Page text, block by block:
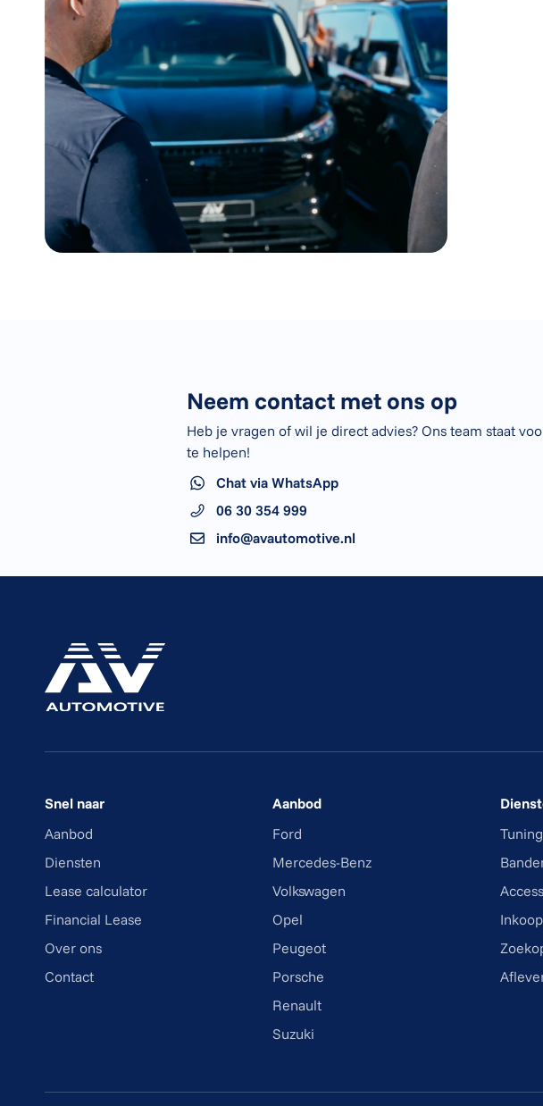
Neem contact met ons op
Heb je vragen of wil je direct advies? Ons team staat
te helpen!
Chat via WhatsApp
06 30 354 999
info@avautomotive.nl
Snel naar
Aanbod
Diensten
Lease calculator
Financial Lease
Over ons
Contact
Aanbod
Ford
Mercedes-Benz
Volkswagen
Opel
Peugeot
Porsche
Renault
Suzuki
Tuning